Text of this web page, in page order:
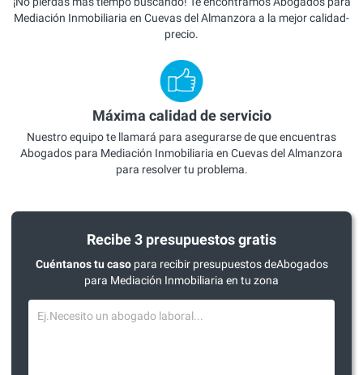
Mediación Inmobiliaria en Cuevas del Almanzora a la mejor calidad-
precio.
Máxima calidad de servicio
Nuestro equipo te llamará para asegurarse de que encuentras
Abogados para Mediación Inmobiliaria en Cuevas del Almanzora
para resolver tu problema.
Recibe 3 presupuestos gratis
Cuéntanos tu casopara recibir presupuestos deAbogados
para Mediación Inmobiliaria en tu zona